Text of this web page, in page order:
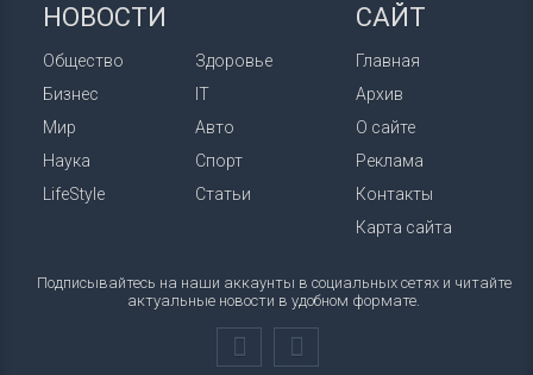
НОВОСТИ
Общество
Бизнес
Мир
Наука
LifeStyle
Здоровье
IT
Авто
Спорт
Статьи
САЙТ
Главная
Архив
О сайте
Реклама
Контакты
Карта сайта
Подписывайтесь на наши аккаунты в социальных сетях и читайте
актуальные новости в удобном формате.